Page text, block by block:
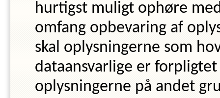
hurtigst muligt ophøre
omfang opbevaring af
skal oplysningerne som
dataansvarlige er
oplysningerne på andet